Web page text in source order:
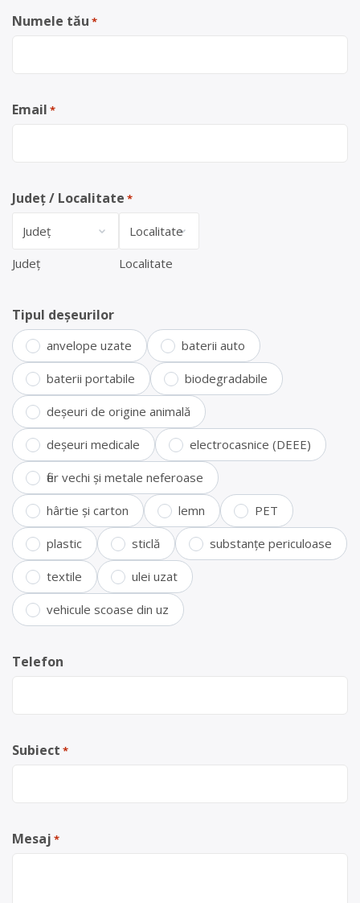
Numele tău *
Email *
Județ / Localitate *
Județ Localitate
Tipul deșeurilor
anvelope uzate baterii auto
baterii portabile biodegradabile
deșeuri de origine animală
deșeuri medicale electrocasnice (DEEE)
fier vechi și metale neferoase
hârtie și carton lemn PET
plastic sticlă substanțe periculoase
textile ulei uzat
vehicule scoase din uz
Telefon
Subiect *
Mesaj *